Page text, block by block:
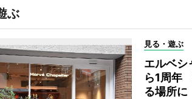
ぶ
見る・遊ぶ
エルベシ
ら1周年
る場所に